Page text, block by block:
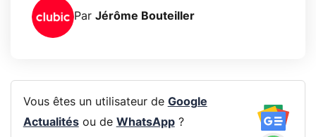
Par Jérôme Bouteiller
Vous êtes un utilisateur de Google
Actualitésou de WhatsApp?